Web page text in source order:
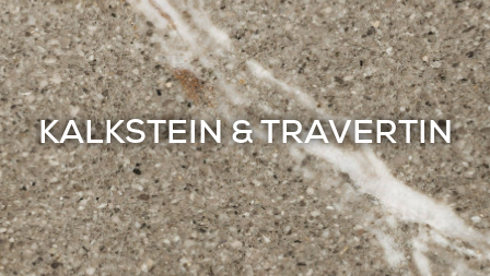
KALKSTEIN & TRAVERTIN